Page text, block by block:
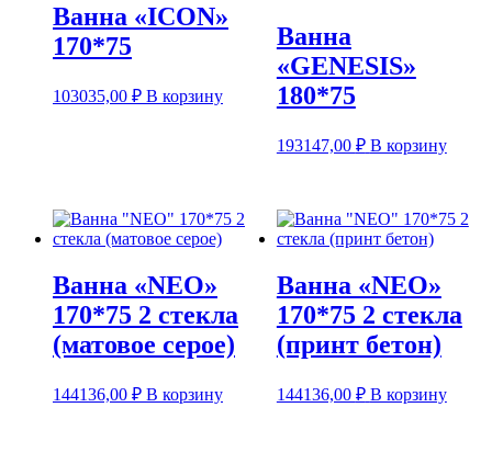
Ванна «ICON»
170*75
103035,00 ₽ В корзину
Ванна
«GENESIS»
180*75
193147,00 ₽ В корзину
Ванна «NEO»
170*75 2 стекла
(матовое серое)
144136,00 ₽ В корзину
Ванна «NEO»
170*75 2 стекла
(принт бетон)
144136,00 ₽ В корзину